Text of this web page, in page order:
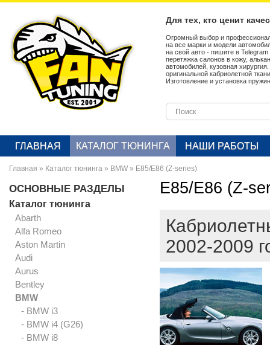
Для тех, кто ценит
Огромный выбор и
на все марки и модели
на свой авто - пишите в
перетяжка салонов в кожу,
автомобилей, кузовная
оригинальной кабриолетной
Изготовление и установка
ГЛАВНАЯ КАТАЛОГ ТЮНИНГА НАШИ РАБОТЫ
Главная » Каталог тюнинга » BMW » E85/E86 (Z-series)
ОСНОВНЫЕ РАЗДЕЛЫ
Каталог тюнинга
Abarth
Alfa Romeo
Aston Martin
Audi
Aurus
Bentley
BMW
- BMW i3
- BMW i4 (G26)
- BMW i8
E85/E86 (Z-
2002-2009